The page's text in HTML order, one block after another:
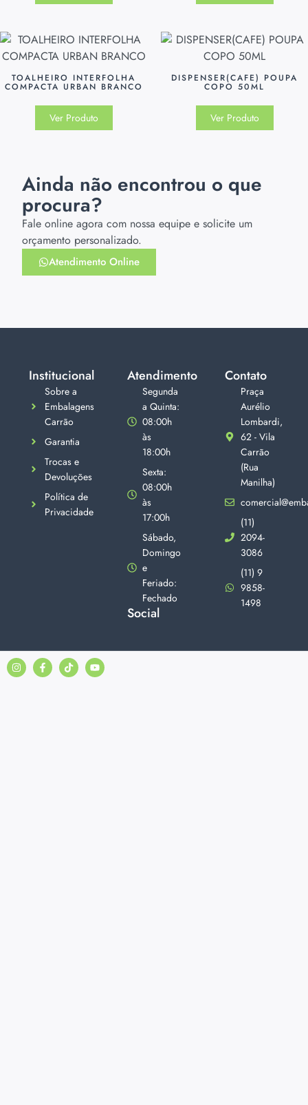
TOALHEIRO INTERFOLHA
COMPACTA URBAN BRANCO
Ver Produto
DISPENSER(CAFE) POUPA
COPO 50ML
Ver Produto
Ainda não encontrou o que
procura?
Fale online agora com nossa equipe e solicite um
orçamento personalizado.
Atendimento Online
Institucional
Sobre a
Embalagens
Carrão
Garantia
Trocas e
Devoluções
Política de
Privacidade
Atendimento
Segunda
a Quinta:
08:00h
às
18:00h
Sexta:
08:00h
às
17:00h
Sábado,
Domingo
e
Feriado:
Fechado
Social
Contato
Praça
Aurélio
Lombardi,
62 - Vila
Carrão
(Rua
Manilha)
(11)
2094-
3086
(11) 9
9858-
1498